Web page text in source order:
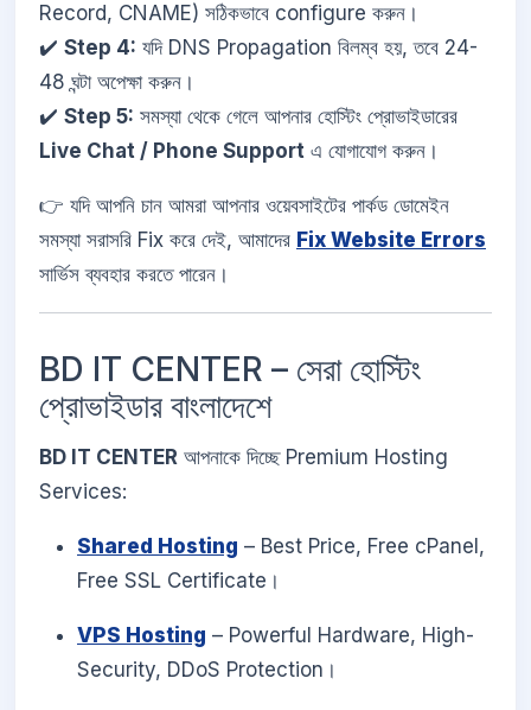
Record, CNAME) সঠিকভাবে configure করুন।
✔️ Step 4: যদি DNS Propagation বিলম্ব হয়, তবে 24-
48 ঘন্টা অপেক্ষা করুন।
✔️ Step 5: সমস্যা থেকে গেলে আপনার হোস্টিং প্রোভাইডারের
Live Chat / Phone Support এ যোগাযোগ করুন।
👉 যদি আপনি চান আমরা আপনার ওয়েবসাইটের পার্কড ডোমেইন
সমস্যা সরাসরি Fix করে দেই, আমাদের Fix Website Errors
সার্ভিস ব্যবহার করতে পারেন।
BD IT CENTER – সেরা হোস্টিং
প্রোভাইডার বাংলাদেশে
BD IT CENTER আপনাকে দিচ্ছে Premium Hosting
Services:
Shared Hosting – Best Price, Free cPanel,
Free SSL Certificate।
VPS Hosting – Powerful Hardware, High-
Security, DDoS Protection।